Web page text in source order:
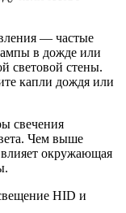
— частые
в дожде или
световой стены.
капли дождя или
свечения
Чем выше
влияет окружающая
HID и